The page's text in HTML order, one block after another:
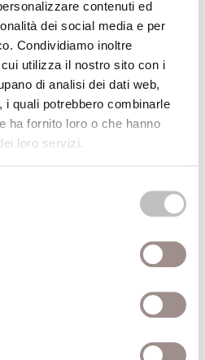
contenuti ed
dei social media e per
Condividiamo inoltre
utilizza il nostro sito con i
di analisi dei dati web,
i quali potrebbero combinarle
ha fornito loro o che hanno
loro servizi.
gratuito,con
fino a
. Le prenotazioni sono
FilosoFareAGO.
scrivere a
il 22-12-2018